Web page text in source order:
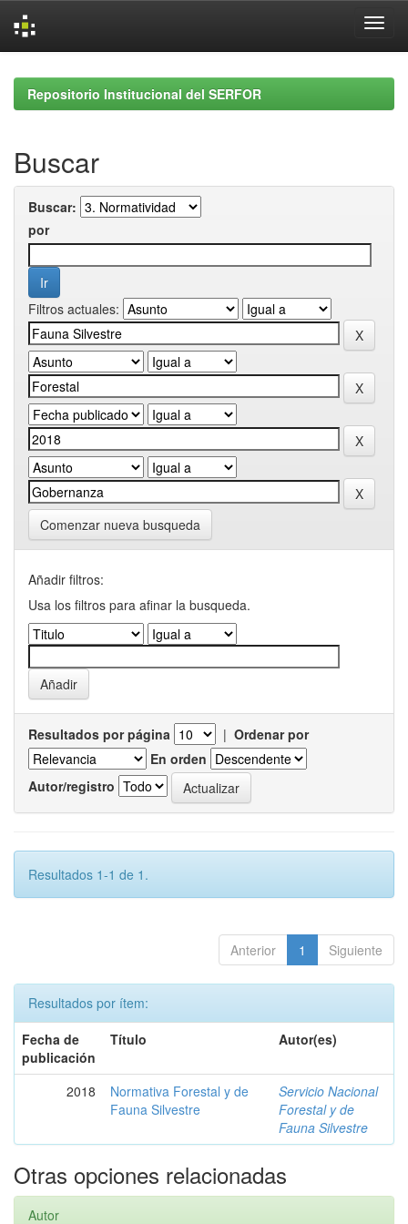
navigationRepositorio Institucional del SERFOR
Buscar
Buscar:
por
Filtros actuales:
Comenzar nueva busqueda
Añadir filtros:
Usa los filtros para afinar la busqueda.
Resultados por página | Ordenar por
En orden
Autor/registro
Resultados 1-1 de 1.
Anterior 1 Siguiente
Resultados por ítem:
Fecha de
publicación
Título Autor(es)
2018
Normativa Forestal y de
Fauna Silvestre
Servicio Nacional
Forestal y de
Fauna Silvestre
Otras opciones relacionadas
Autor